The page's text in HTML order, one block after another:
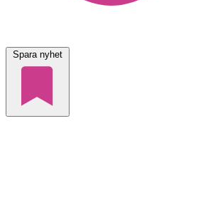
Spara nyhet